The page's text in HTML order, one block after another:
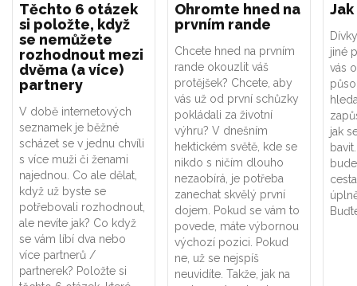
Těchto 6 otázek
si položte, když
se nemůžete
rozhodnout mezi
dvěma (a více)
partnery
V době internetových
seznamek je běžné
scházet se v jednu chvíli
s více muži či ženami
najednou. Co ale dělat,
když už byste se
potřebovali rozhodnout,
ale nevíte jak? Co když
se vám líbí dva nebo
více partnerů /
partnerek? Položte si
Ohromte hned na
prvním rande
Chcete hned na prvním
rande okouzlit váš
protějšek? Chcete, aby
vás už od první schůzky
pokládali za životní
výhru? V dnešním
hektickém světě, kde se
nikdo s ničím dlouho
nezaobírá, je potřeba
zanechat skvělý první
dojem. Pokud se vám to
povede, máte výbornou
výchozí pozici. Pokud
ne, už se nejspíš
neuvidíte. Takže, jak na
jiné
vás
jak